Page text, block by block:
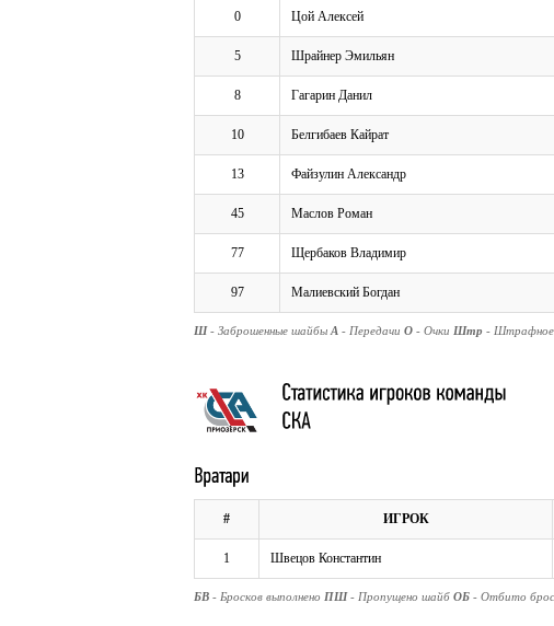
0 Цой Алексей
5 Шрайнер Эмильян
8 Гагарин Данил
10 Белгибаев Кайрат
13 Файзулин Александр
45 Маслов Роман
77 Щербаков Владимир
97 Малиевский Богдан
Ш - Заброшенные шайбы А - Передачи О - Очки Штр - Штрафное
# ИГРОК
1 Швецов Константин
БВ - Бросков выполнено ПШ - Пропущено шайб ОБ - Отбито